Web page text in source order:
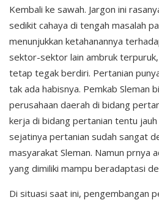
Kembali ke sawah. Jargon ini
sedikit cahaya di tengah masalah
menunjukkan ketahanannya
sektor-sektor lain ambruk
tetap tegak berdiri. Pertanian
tak ada habisnya. Pemkab Sleman
perusahaan daerah di bidang
kerja di bidang pertanian tentu
sejatinya pertanian sudah sangat
masyarakat Sleman. Namun prnya
yang dimiliki mampu beradaptasi
Di situasi saat ini, pengembangan